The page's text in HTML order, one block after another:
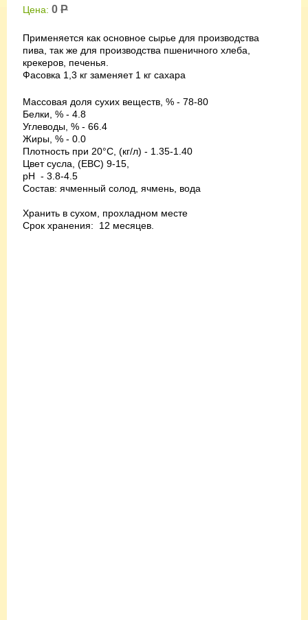
Цена: 0 Р
Применяется как основное сырье для производства
пива, так же для производства пшеничного хлеба,
крекеров, печенья.
Фасовка 1,3 кг заменяет 1 кг сахара
Массовая доля сухих веществ, % - 78-80
Белки, % - 4.8
Углеводы, % - 66.4
Жиры, % - 0.0
Плотность при 20°С, (кг/л) - 1.35-1.40
Цвет сусла, (EBC) 9-15,
pH - 3.8-4.5
Состав: ячменный солод, ячмень, вода
Хранить в сухом, прохладном месте
Срок хранения: 12 месяцев.